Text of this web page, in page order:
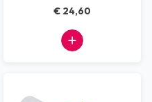
€ 24,60